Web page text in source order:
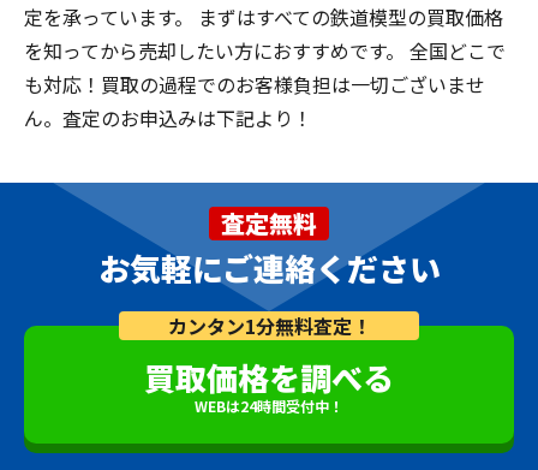
定を承っています。 まずはすべての鉄道模型の買取価格
を知ってから売却したい方におすすめです。 全国どこで
も対応！買取の過程でのお客様負担は一切ございませ
ん。査定のお申込みは下記より！
査定無料
お気軽にご連絡ください
カンタン1分無料査定！
買取価格を調べる
WEBは24時間受付中！